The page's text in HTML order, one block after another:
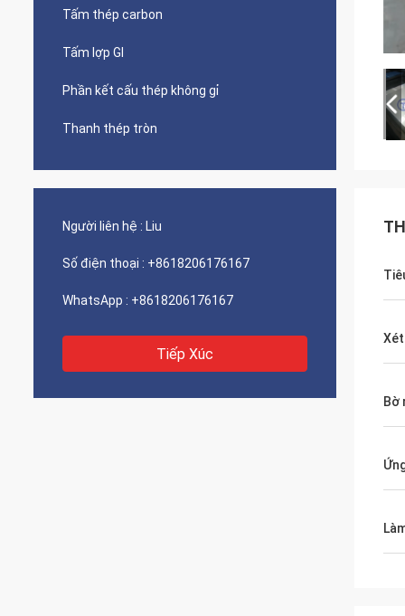
Tấm thép carbon
Tấm lợp GI
Phần kết cấu thép không gỉ
Thanh thép tròn
Người liên hệ : Liu
Số điện thoại : +8618206176167
WhatsApp : +8618206176167
Tiếp Xúc
Bờ